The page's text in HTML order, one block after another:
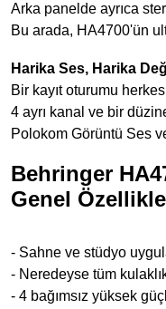
Arka panelde ayrıca
Bu arada, HA4700'ün
Harika Ses, Harika
Bir kayıt oturumu
4 ayrı kanal ve bir
Polokom Görüntü Ses
Behringer
Genel
- Sahne ve stüdyo
- Neredeyse tüm
- 4 bağımsız yüksek